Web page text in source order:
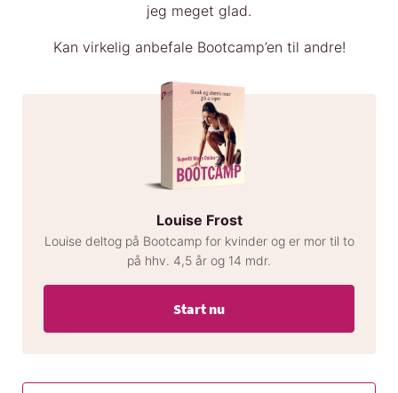
jeg meget glad.
Kan virkelig anbefale Bootcamp’en til andre!
Louise Frost
Louise deltog på Bootcamp for kvinder og er mor til to
på hhv. 4,5 år og 14 mdr.
Start nu